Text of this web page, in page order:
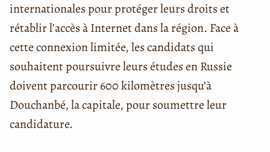
internationales pour protéger leurs droits et
rétablir l’accès à Internet dans la région. Face à
cette connexion limitée, les candidats qui
souhaitent poursuivre leurs études en Russie
doivent parcourir 600 kilomètres jusqu’à
Douchanbé, la capitale, pour soumettre leur
candidature.